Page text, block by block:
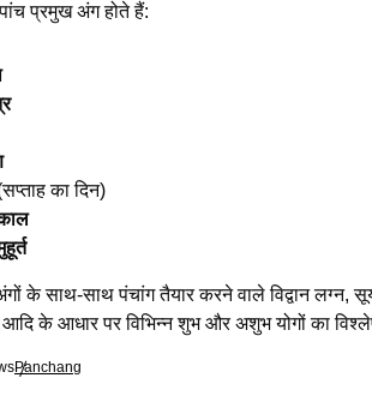
प्रमुख अंग होते हैं:
का दिन)
के साथ-साथ पंचांग तैयार करने वाले विद्वान लग्न,
आदि के आधार पर विभिन्न शुभ और अशुभ योगों का
Panchang